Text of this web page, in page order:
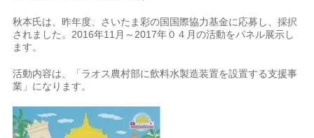
秋本氏は、昨年度、さいたま彩の国国際協力基金に応募し、採択
されました。2016年11月～2017年０４月の活動をパネル展示し
ます。
活動内容は、「ラオス農村部に飲料水製造装置を設置する支援事
業」になります。